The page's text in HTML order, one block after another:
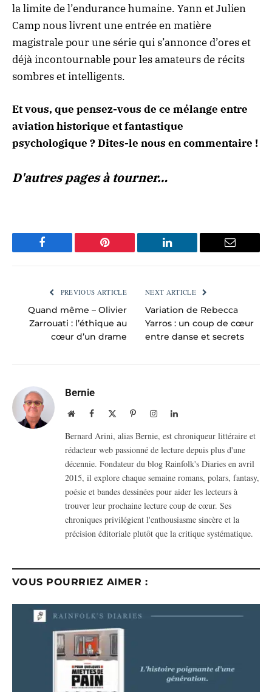
la limite de l’endurance humaine. Yann et Julien
Camp nous livrent une entrée en matière
magistrale pour une série qui s’annonce d’ores et
déjà incontournable pour les amateurs de récits
sombres et intelligents.
Et vous, que pensez-vous de ce mélange entre
aviation historique et fantastique
psychologique ? Dites-le nous en commentaire !
D'autres pages à tourner…
Facebook Pinterest LinkedIn Email
PREVIOUS ARTICLE
Quand même – Olivier
Zarrouati : l’éthique au
cœur d’un drame
NEXT ARTICLE
Variation de Rebecca
Yarros : un coup de cœur
entre danse et secrets
Bernie
WebsiteFacebook PinterestInstagramLinkedIn
Bernard Arini, alias Bernie, est chroniqueur littéraire et
rédacteur web passionné de lecture depuis plus d'une
décennie. Fondateur du blog Rainfolk's Diaries en avril
2015, il explore chaque semaine romans, polars, fantasy,
poésie et bandes dessinées pour aider les lecteurs à
trouver leur prochaine lecture coup de cœur. Ses
chroniques privilégient l'enthousiasme sincère et la
précision éditoriale plutôt que la critique systématique.
VOUS POURRIEZ AIMER :